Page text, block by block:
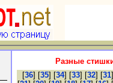
Разные
[36] [35] [34] [33] [32] [31